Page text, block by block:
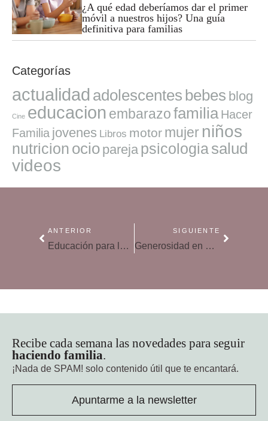
¿A qué edad deberíamos dar el primer
móvil a nuestros hijos? Una guía
definitiva para familias
Categorías
actualidad adolescentes bebes blog
Cine educacion embarazofamilia Hacer
Familia jovenes Libros motor mujer niños
nutricion ocio pareja psicologia salud
videos
ANTERIOR
Educación para los medios: el papel de los padres
SIGUIENTE
Generosidad en Navidad: un valor en cuatro niveles
Recibe cada semana las novedades para seguir
haciendo familia
¡Nada de SPAM! solo contenido útil que te encantará.
Apuntarme a la newsletter